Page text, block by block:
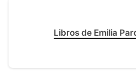
Libros de Emilia